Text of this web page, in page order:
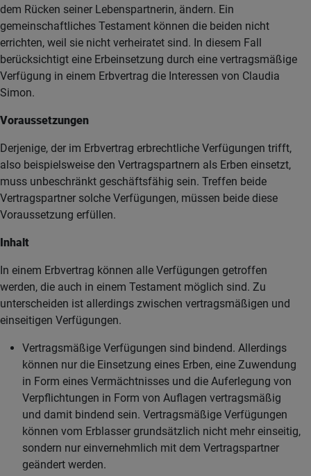
dem Rücken seiner Lebenspartnerin, ändern. Ein
gemeinschaftliches Testament können die beiden nicht
errichten, weil sie nicht verheiratet sind. In diesem Fall
berücksichtigt eine Erbeinsetzung durch eine vertragsmäßige
Verfügung in einem Erbvertrag die Interessen von Claudia
Simon.
Voraussetzungen
Derjenige, der im Erbvertrag erbrechtliche Verfügungen trifft,
also beispielsweise den Vertragspartnern als Erben einsetzt,
muss unbeschränkt geschäftsfähig sein. Treffen beide
Vertragspartner solche Verfügungen, müssen beide diese
Voraussetzung erfüllen.
Inhalt
In einem Erbvertrag können alle Verfügungen getroffen
werden, die auch in einem Testament möglich sind. Zu
unterscheiden ist allerdings zwischen vertragsmäßigen und
einseitigen Verfügungen.
Vertragsmäßige Verfügungen sind bindend. Allerdings
können nur die Einsetzung eines Erben, eine Zuwendung
in Form eines Vermächtnisses und die Auferlegung von
Verpflichtungen in Form von Auflagen vertragsmäßig
und damit bindend sein. Vertragsmäßige Verfügungen
können vom Erblasser grundsätzlich nicht mehr einseitig,
sondern nur einvernehmlich mit dem Vertragspartner
geändert werden.